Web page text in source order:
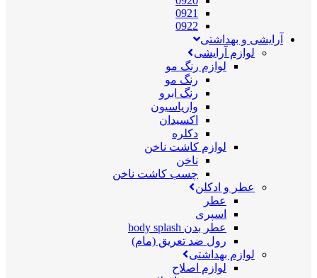
0921
0922
آرایشی و بهداشتی
لوازم آرایشی
لوازم رنگ مو
رنگ مو
رنگ ابرو
واریاسیون
اکسیدان
دکلره
لوازم کاشت ناخن
ناخن
چسب کاشت ناخن
عطر و ادکلن
عطر
اسپری
عطر بدن body splash
رول ضد تعریق (مام)
لوازم بهداشتی
لوازم اصلاح